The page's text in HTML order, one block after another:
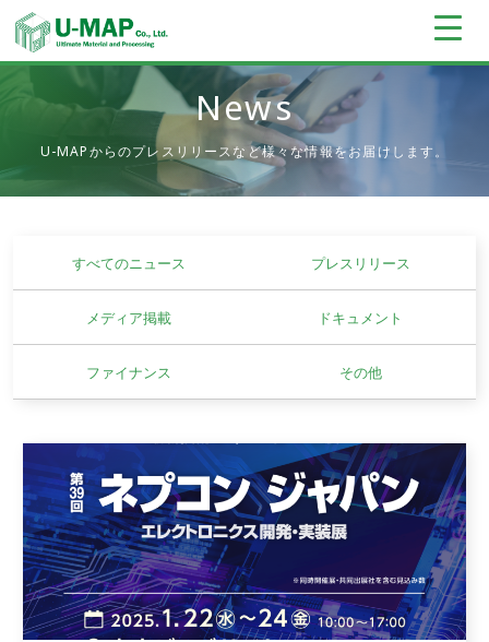
News
U-MAPからのプレスリリースなど様々な情報をお届けします。
すべてのニュース プレスリリース
メディア掲載 ドキュメント
ファイナンス その他